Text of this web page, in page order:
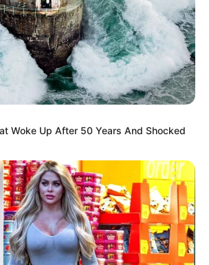
Malam
yang Bikin
Tempat
Beristirahat di
Woke Up After 50 Years And Shocked